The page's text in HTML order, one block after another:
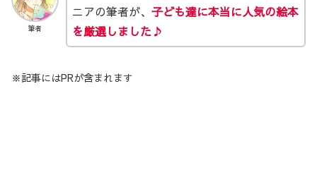
筆者
ニアの筆者が、 子ども達に本当に人気の絵本
を厳選しました♪
※記事にはPRが含まれます